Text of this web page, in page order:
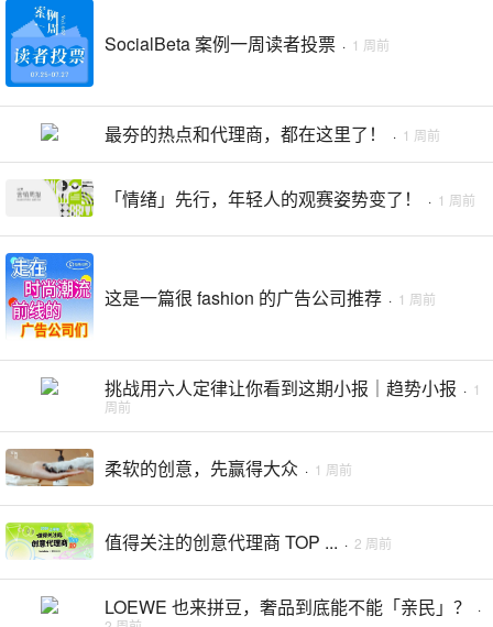
SocialBeta 案例一周读者投票 · 1 周前
最夯的热点和代理商，都在这里了！ · 1 周前
「情绪」先行，年轻人的观赛姿势变了！ · 1 周前
这是一篇很 fashion 的广告公司推荐 · 1 周前
挑战用六人定律让你看到这期小报｜趋势小报 · 1
周前
柔软的创意，先赢得大众 · 1 周前
值得关注的创意代理商 TOP ... · 2 周前
LOEWE 也来拼豆，奢品到底能不能「亲民」？
·